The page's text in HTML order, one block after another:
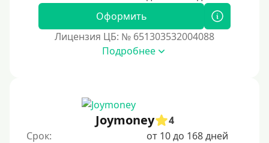
Без подтверждения дохода
Без справок и поручителей
Под 1 %
Оформить
Лицензия ЦБ: № 651303532004088
Подробнее
Joymoney
4
Срок:
от 10 до 168 дней